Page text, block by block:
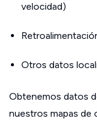
velocidad)
Otros datos
Obtenemos datos
nuestros mapas de